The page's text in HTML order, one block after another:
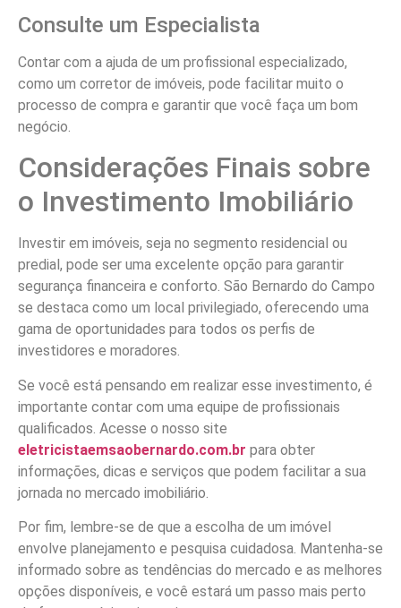
Consulte um Especialista
Contar com a ajuda de um profissional especializado,
como um corretor de imóveis, pode facilitar muito o
processo de compra e garantir que você faça um bom
negócio.
Considerações Finais sobre
o Investimento Imobiliário
Investir em imóveis, seja no segmento residencial ou
predial, pode ser uma excelente opção para garantir
segurança financeira e conforto. São Bernardo do Campo
se destaca como um local privilegiado, oferecendo uma
gama de oportunidades para todos os perfis de
investidores e moradores.
Se você está pensando em realizar esse investimento, é
importante contar com uma equipe de profissionais
qualificados. Acesse o nosso site
eletricistaemsaobernardo.com.br para obter
informações, dicas e serviços que podem facilitar a sua
jornada no mercado imobiliário.
Por fim, lembre-se de que a escolha de um imóvel
envolve planejamento e pesquisa cuidadosa. Mantenha-se
informado sobre as tendências do mercado e as melhores
opções disponíveis, e você estará um passo mais perto